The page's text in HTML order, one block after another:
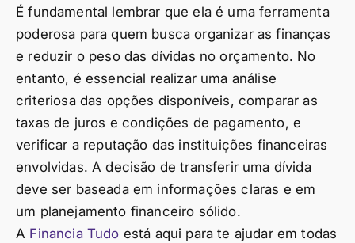
É fundamental lembrar que ela é uma ferramenta
poderosa para quem busca organizar as finanças
e reduzir o peso das dívidas no orçamento. No
entanto, é essencial realizar uma análise
criteriosa das opções disponíveis, comparar as
taxas de juros e condições de pagamento, e
verificar a reputação das instituições financeiras
envolvidas. A decisão de transferir uma dívida
deve ser baseada em informações claras e em
um planejamento financeiro sólido.
A Financia Tudo está aqui para te ajudar em todas